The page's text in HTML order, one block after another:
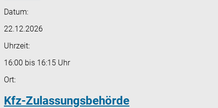
Datum:
22.12.2026
Uhrzeit:
16:00 bis 16:15 Uhr
Ort:
Kfz-Zulassungsbehörde